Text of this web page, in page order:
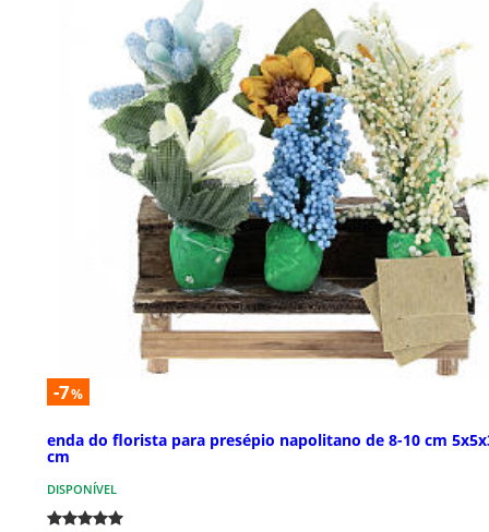
-7%
enda do florista para presépio napolitano de 8-10 cm
cm
DISPONÍVEL